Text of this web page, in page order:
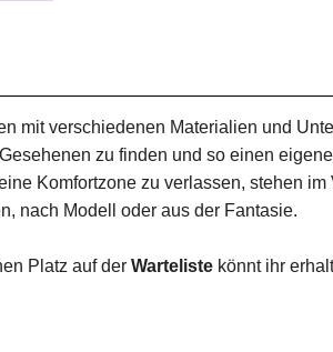
mit verschiedenen Materialien und
zu finden und so einen
Komfortzone zu verlassen, stehen
nach Modell oder aus der Fantasie.
Platz auf der Warteliste könnt ihr